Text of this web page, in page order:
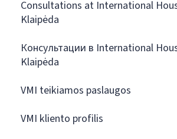
Consultations at International
Klaipėda
Консультации в International
Klaipėda
VMI teikiamos paslaugos
VMI kliento profilis